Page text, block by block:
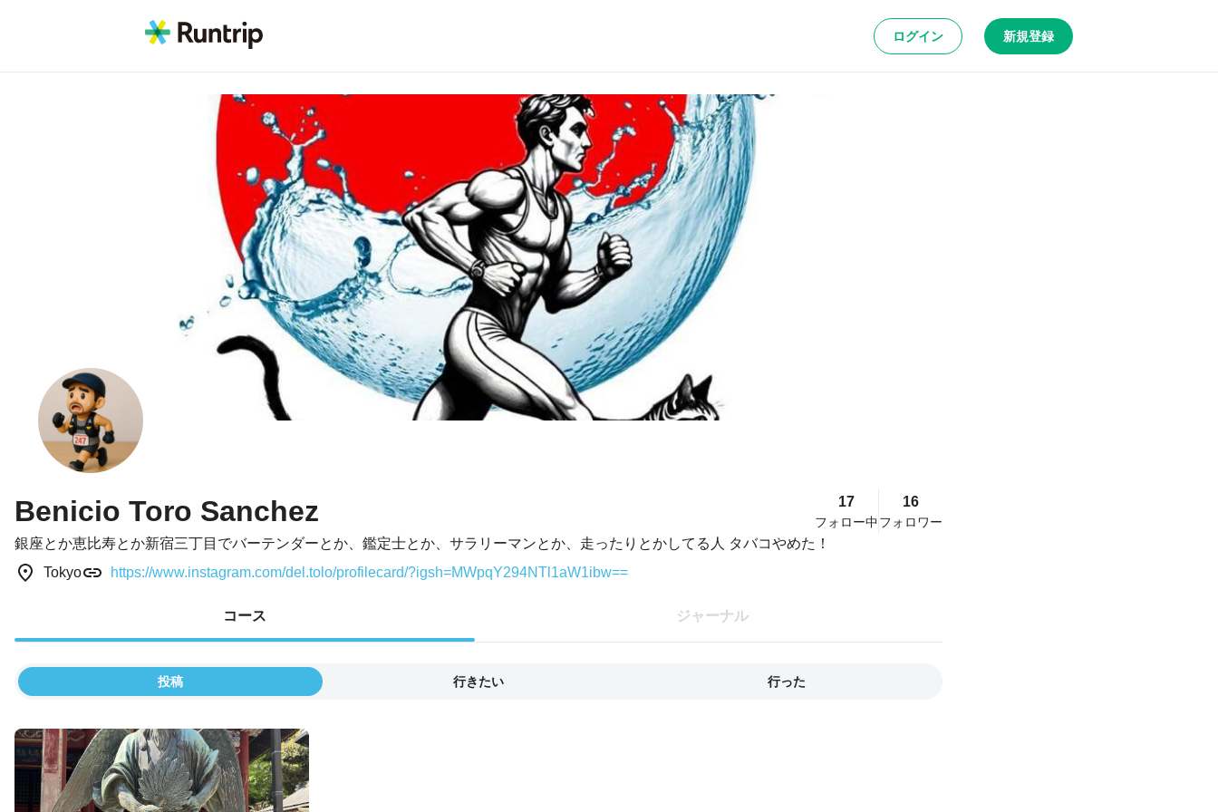
ログイン 新規登録
Benicio Toro Sanchez 17
フォロー中
16
フォロワー
銀座とか恵比寿とか新宿三丁目でバーテンダーとか、鑑定士とか、サラリーマンとか、走ったりとかしてる人 タバコやめた！
Tokyo
https://www.instagram.com/del.tolo/profilecard/?igsh=MWpqY294NTl1aW1ibw==
コース ジャーナル
投稿 行きたい 行った